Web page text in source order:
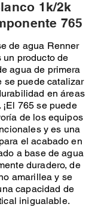
1k/2k
765
de agua Renner
producto de
agua de primera
se puede catalizar
en áreas
765 se puede
de los equipos
y es una
el acabado en
a base de agua
duradero, de
amarillea y se
capacidad de
inigualable.